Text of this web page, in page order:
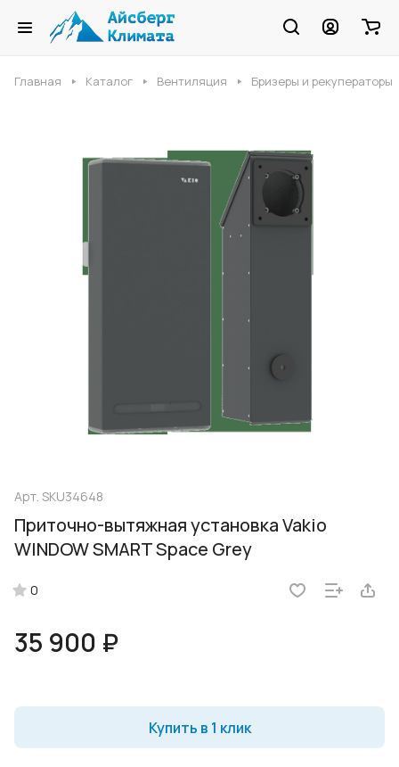
Главная Каталог Вентиляция Бризеры и рекуператоры
Арт. SKU34648
Приточно-вытяжная установка Vakio
WINDOW SMART Space Grey
0
35 900 ₽
Купить в 1 клик